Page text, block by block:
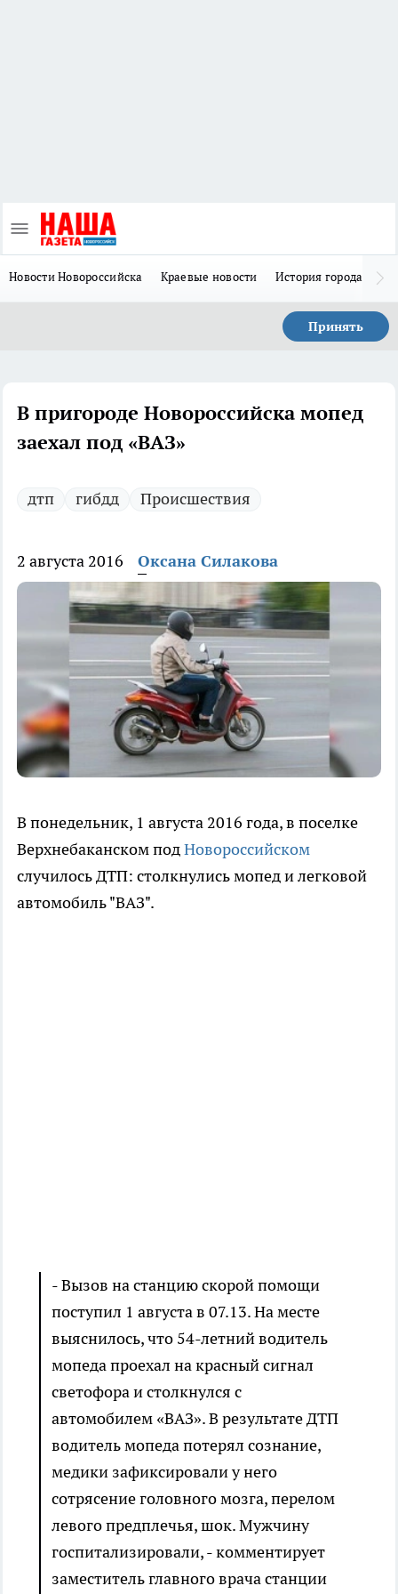
Новости Новороссийска Краевые новости История города Н
Принять
В пригороде Новороссийска мопед
заехал под «ВАЗ»
дтп гибдд Происшествия
2 августа 2016 Оксана Силакова
В понедельник, 1 августа 2016 года, в поселке
Верхнебаканском подНовороссийском
случилось ДТП: столкнулись мопед и легковой
автомобиль "ВАЗ".
- Вызов на станцию скорой помощи
поступил 1 августа в 07.13. На месте
выяснилось, что 54-летний водитель
мопеда проехал на красный сигнал
светофора и столкнулся с
автомобилем «ВАЗ». В результате ДТП
водитель мопеда потерял сознание,
медики зафиксировали у него
сотрясение головного мозга, перелом
левого предплечья, шок. Мужчину
госпитализировали, - комментирует
заместитель главного врача станции